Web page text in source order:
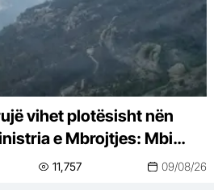
vihet plotësisht nën
e Mbrojtjes: Mbi
angazhuan gjatë natës
11,757 09/08/26